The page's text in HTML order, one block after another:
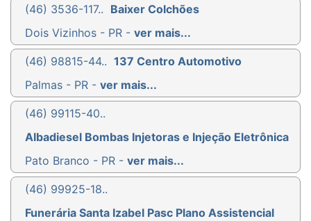
(46) 3536-117.. Baixer Colchões
Dois Vizinhos - PR - ver mais...
(46) 98815-44.. 137 Centro Automotivo
Palmas - PR - ver mais...
(46) 99115-40..
Albadiesel Bombas Injetoras e Injeção Eletrônica
Pato Branco - PR - ver mais...
(46) 99925-18..
Funerária Santa Izabel Pasc Plano Assistencial